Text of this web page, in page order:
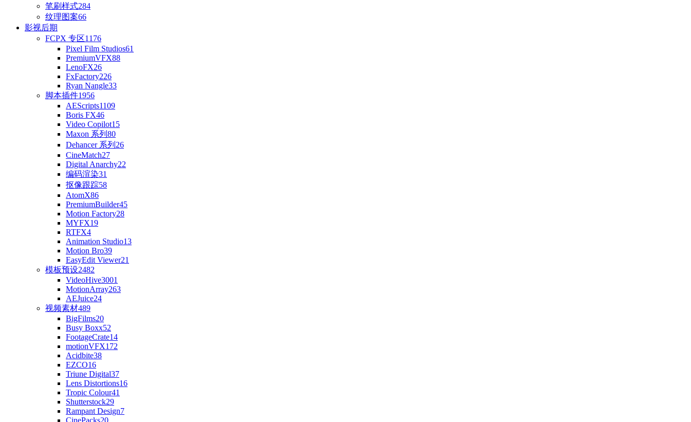
笔刷样式284
纹理图案66
影视后期
FCPX 专区1176
Pixel Film Studios61
PremiumVFX88
LenoFX26
FxFactory226
Ryan Nangle33
脚本插件1956
AEScripts1109
Boris FX46
Video Copilot15
Maxon 系列 80
Dehancer 系列 26
CineMatch27
Digital Anarchy22
编码渲染31
抠像跟踪58
AtomX86
PremiumBuilder45
Motion Factory28
MYFX19
RTFX4
Animation Studio13
Motion Bro39
EasyEdit Viewer21
模板预设2482
VideoHive3001
MotionArray263
AEJuice24
视频素材489
BigFilms20
Busy Boxx52
FootageCrate14
motionVFX172
Acidbite38
EZCO16
Triune Digital37
Lens Distortions16
Tropic Colour41
Shutterstock29
Rampant Design7
CinePacks20